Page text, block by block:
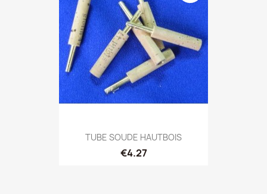
TUBE SOUDE HAUTBOIS
€4.27